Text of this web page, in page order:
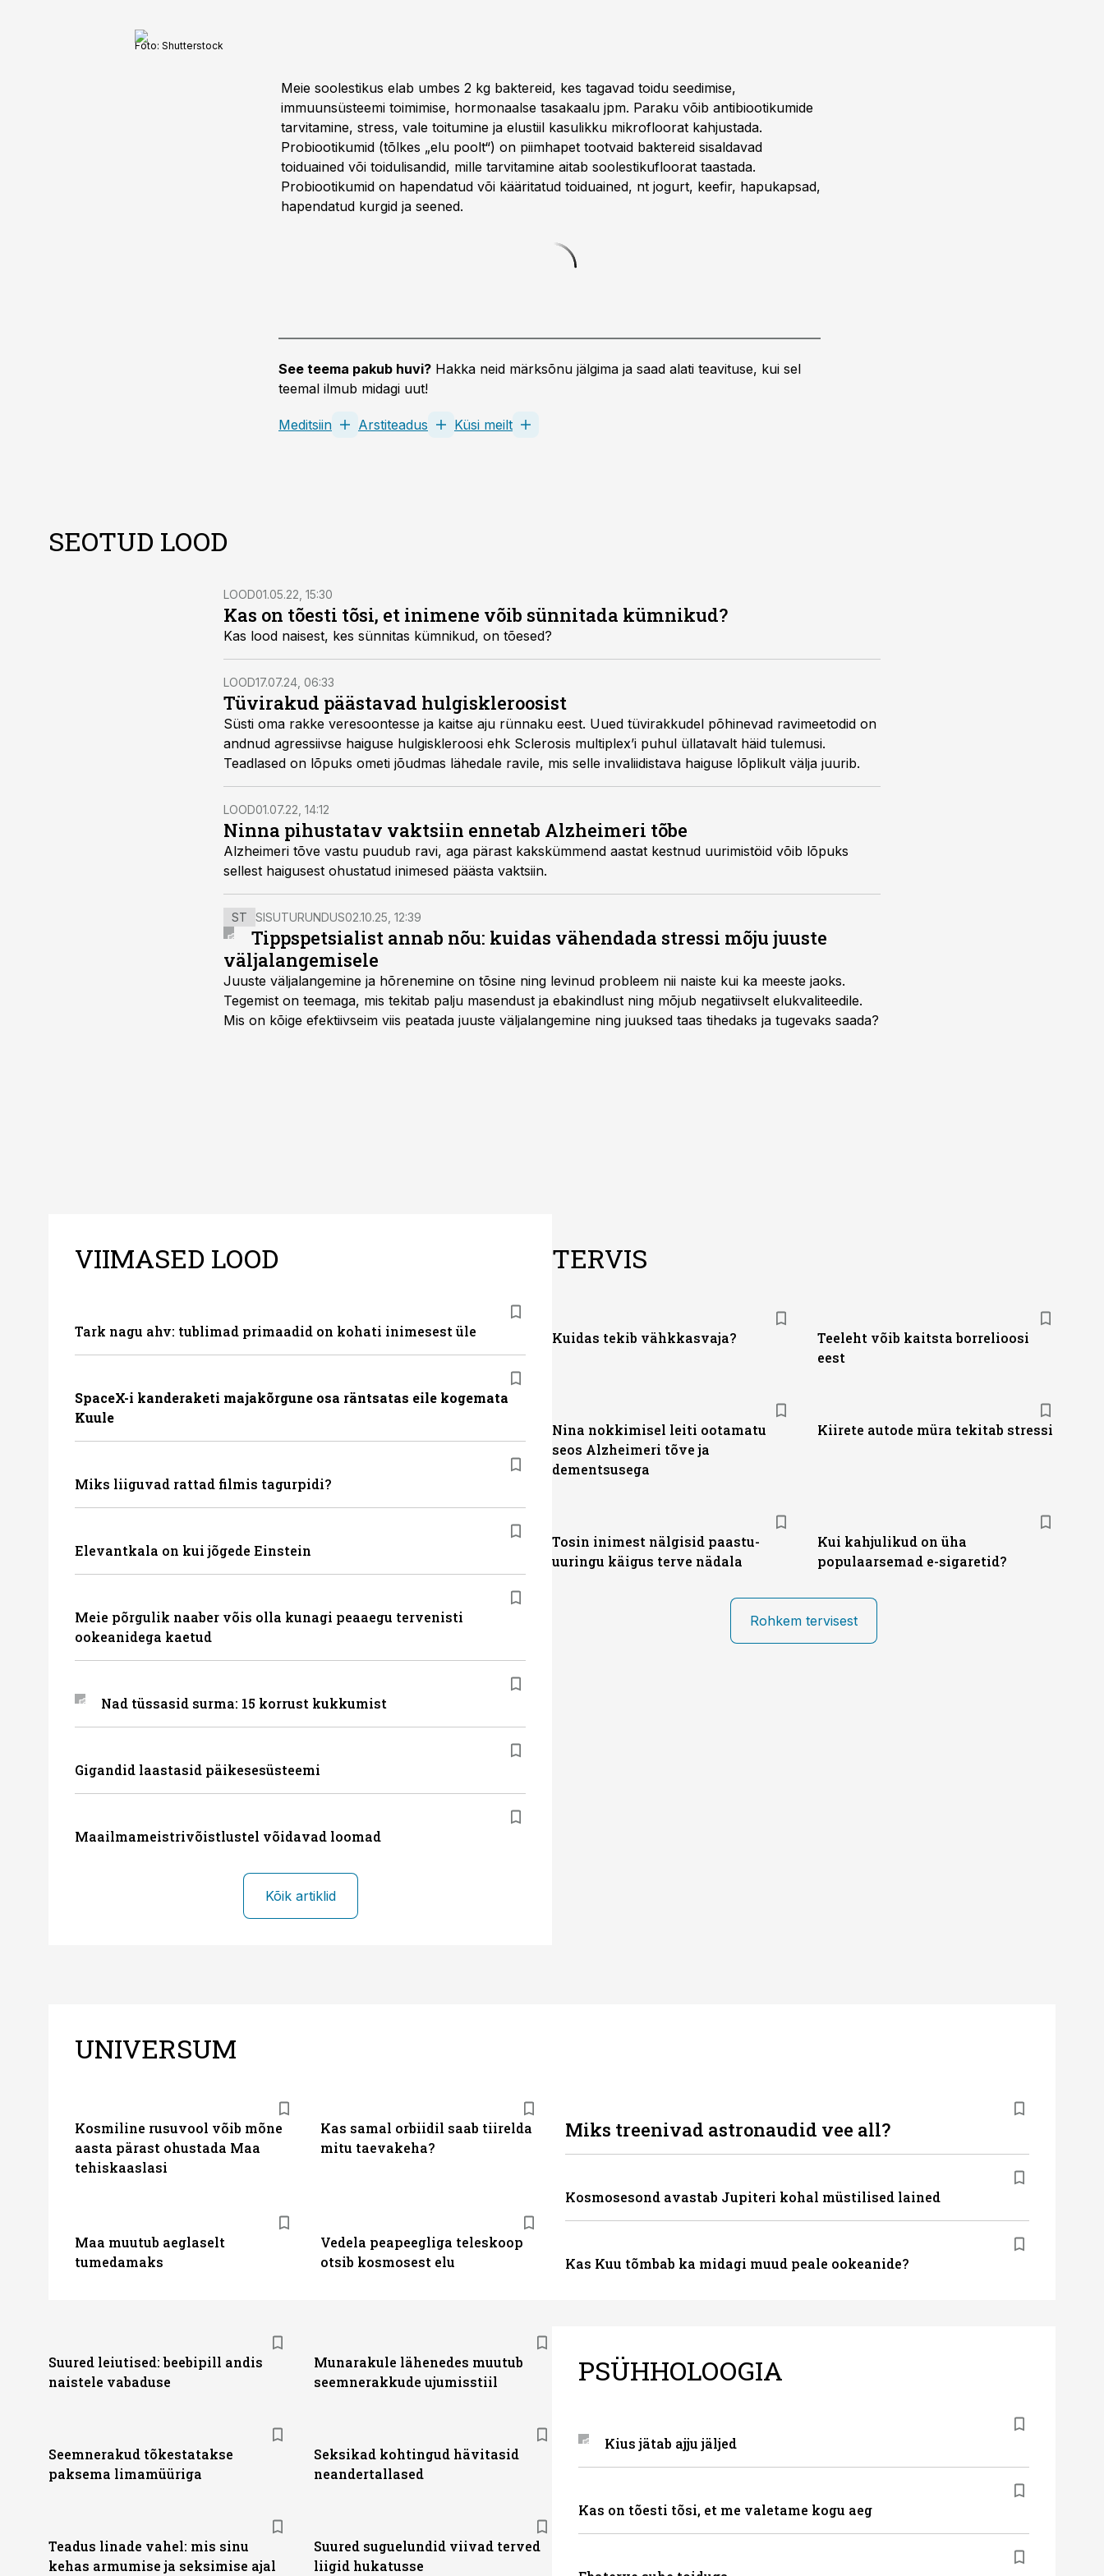
Foto: Shutterstock
Meie soolestikus elab umbes 2 kg baktereid, kes tagavad toidu seedimise,
immuunsüsteemi toimimise, hormonaalse tasakaalu jpm. Paraku võib antibiootikumide
tarvitamine, stress, vale toitumine ja elustiil kasulikku mikrofloorat kahjustada.
Probiootikumid (tõlkes „elu poolt“) on piimhapet tootvaid baktereid sisaldavad
toiduained või toidu­lisandid, mille tarvitamine aitab soolestiku­floorat taastada.
Probiootikumid on hapendatud või kääritatud toiduained, nt jogurt, keefir, hapukapsad,
hapendatud kurgid ja seened.
See teema pakub huvi? Hakka neid märksõnu jälgima ja saad alati teavituse, kui sel
teemal ilmub midagi uut!
Meditsiin Arstiteadus Küsi meilt
SEOTUD LOOD
LOOD01.05.22, 15:30
Kas on tõesti tõsi, et inimene võib sünnitada kümnikud?
Kas lood naisest, kes sünnitas kümnikud, on tõesed?
LOOD17.07.24, 06:33
Tüvirakud päästavad hulgiskleroosist
Süsti oma rakke veresoontesse ja kaitse aju rünnaku eest. Uued tüvirakkudel põhinevad ravimeetodid on
andnud agressiivse haiguse hulgiskleroosi ehk Sclerosis multiplex’i puhul üllatavalt häid tulemusi.
Teadlased on lõpuks ometi jõudmas lähedale ravile, mis selle invaliidistava haiguse lõplikult välja juurib.
LOOD01.07.22, 14:12
Ninna pihustatav vaktsiin ennetab Alzheimeri tõbe
Alzheimeri tõve vastu puudub ravi, aga pärast kakskümmend aastat kestnud uurimistöid võib lõpuks
sellest haigusest ohustatud inimesed päästa vaktsiin.
ST SISUTURUNDUS02.10.25, 12:39
Tippspetsialist annab nõu: kuidas vähendada stressi mõju juuste
väljalangemisele
Juuste väljalangemine ja hõrenemine on tõsine ning levinud probleem nii naiste kui ka meeste jaoks.
Tegemist on teemaga, mis tekitab palju masendust ja ebakindlust ning mõjub negatiivselt elukvaliteedile.
Mis on kõige efektiivseim viis peatada juuste väljalangemine ning juuksed taas tihedaks ja tugevaks saada?
VIIMASED LOOD
Tark nagu ahv: tublimad primaadid on kohati inimesest üle
SpaceX-i kanderaketi majakõrgune osa räntsatas eile kogemata
Kuule
Miks liiguvad rattad filmis tagurpidi?
Elevantkala on kui jõgede Einstein
Meie põrgulik naaber võis olla kunagi peaaegu tervenisti
ookeanidega kaetud
Nad tüssasid surma: 15 korrust kukkumist
Gigandid laastasid päikesesüsteemi
Maailmameistrivõistlustel võidavad loomad
Kõik artiklid
TERVIS
Kuidas tekib vähkkasvaja?
Teeleht võib kaitsta borrelioosi
eest
Nina nokkimisel leiti ootamatu
seos Alzheimeri tõve ja
dementsusega
Kiirete autode müra tekitab stressi
Tosin inimest nälgisid paastu-
uuringu käigus terve nädala
Kui kahjulikud on üha
populaarsemad e-sigaretid?
Rohkem tervisest
UNIVERSUM
Kosmiline rusuvool võib mõne
aasta pärast ohustada Maa
tehiskaaslasi
Kas samal orbiidil saab tiirelda
mitu taevakeha?
Miks treenivad astronaudid vee all?
Kosmosesond avastab Jupiteri kohal müstilised lained
Kas Kuu tõmbab ka midagi muud peale ookeanide?
Maa muutub aeglaselt
tumedamaks
Vedela peapeegliga teleskoop
otsib kosmosest elu
Suured leiutised: beebipill andis
naistele vabaduse
Munarakule lähenedes muutub
seemnerakkude ujumisstiil
Seemnerakud tõkestatakse
paksema limamüüriga
Seksikad kohtingud hävitasid
neandertallased
Teadus linade vahel: mis sinu
kehas armumise ja seksimise ajal
Suured suguelundid viivad terved
liigid hukatusse
PSÜHHOLOOGIA
Kius jätab ajju jäljed
Kas on tõesti tõsi, et me valetame kogu aeg